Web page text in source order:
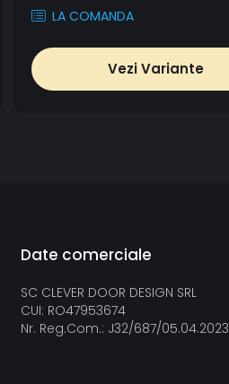
LA COMANDA
Vezi Variante
Date comerciale
SC CLEVER DOOR DESIGN SRL
CUI: RO47953674
Nr. Reg.Com.: J32/687/05.04.2023